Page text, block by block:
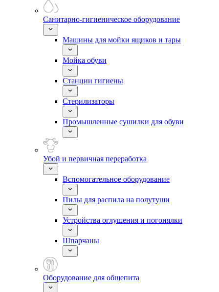
Санитарно-гигиеническое оборудование
Машины для мойки ящиков и тары
Мойка обуви
Станции гигиены
Стерилизаторы
Промышленные сушилки для обуви
Убой и первичная переработка
Вспомогательное оборудование
Пилы для распила на полутуши
Устройства оглушения и погонялки
Шпарчаны
Оборудование для общепита